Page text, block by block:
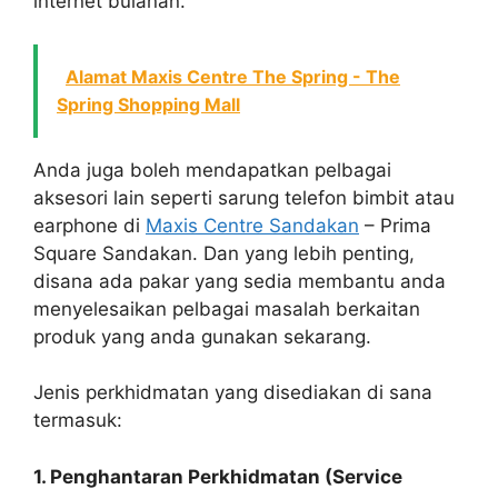
Alamat Maxis Centre The Spring - The
Spring Shopping Mall
Anda juga boleh mendapatkan pelbagai
aksesori lain seperti sarung telefon bimbit atau
earphone di Maxis Centre Sandakan – Prima
Square Sandakan. Dan yang lebih penting,
disana ada pakar yang sedia membantu anda
menyelesaikan pelbagai masalah berkaitan
produk yang anda gunakan sekarang.
Jenis perkhidmatan yang disediakan di sana
termasuk:
1. Penghantaran Perkhidmatan (Service